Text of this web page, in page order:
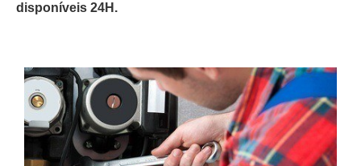
disponíveis 24H.